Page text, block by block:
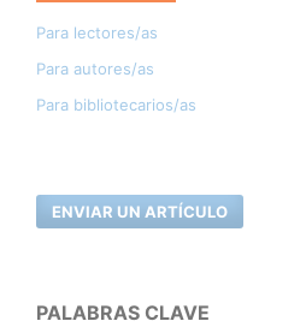
Para lectores/as
Para autores/as
Para bibliotecarios/as
ENVIAR UN ARTÍCULO
PALABRAS CLAVE